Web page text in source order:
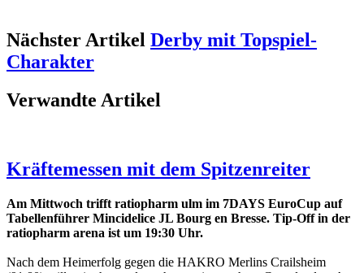
Nächster Artikel Derby mit Topspiel-
Charakter
Verwandte Artikel
Kräftemessen mit dem Spitzenreiter
Am Mittwoch trifft ratiopharm ulm im 7DAYS EuroCup auf
Tabellenführer Mincidelice JL Bourg en Bresse. Tip-Off in der
ratiopharm arena ist um 19:30 Uhr.
Nach dem Heimerfolg gegen die HAKRO Merlins Crailsheim